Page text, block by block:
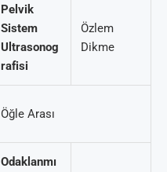
Pelvik
Sistem
Ultrasonog
rafisi
Özlem
Dikme
Öğle Arası
Odaklanmı